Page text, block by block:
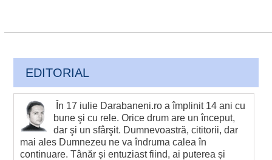
EDITORIAL
În 17 iulie Darabaneni.ro a împlinit 14 ani cu
bune şi cu rele. Orice drum are un început,
dar şi un sfârşit. Dumnevoastră, cititorii, dar
mai ales Dumnezeu ne va îndruma calea în
continuare. Tânăr și entuziast fiind, ai puterea și